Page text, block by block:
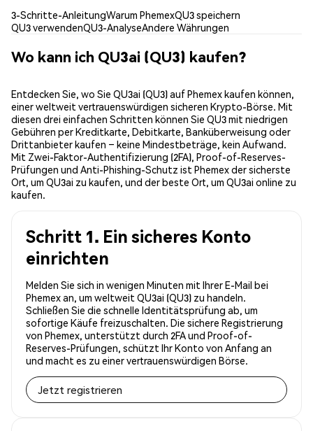
3-Schritte-AnleitungWarum PhemexQU3 speichern
QU3 verwendenQU3-AnalyseAndere Währungen
Wo kann ich QU3ai (QU3) kaufen?
Entdecken Sie, wo Sie QU3ai (QU3) auf Phemex kaufen können,
einer weltweit vertrauenswürdigen sicheren Krypto-Börse. Mit
diesen drei einfachen Schritten können Sie QU3 mit niedrigen
Gebühren per Kreditkarte, Debitkarte, Banküberweisung oder
Drittanbieter kaufen – keine Mindestbeträge, kein Aufwand.
Mit Zwei-Faktor-Authentifizierung (2FA), Proof-of-Reserves-
Prüfungen und Anti-Phishing-Schutz ist Phemex der sicherste
Ort, um QU3ai zu kaufen, und der beste Ort, um QU3ai online zu
kaufen.
Schritt 1. Ein sicheres Konto
einrichten
Melden Sie sich in wenigen Minuten mit Ihrer E-Mail bei
Phemex an, um weltweit QU3ai (QU3) zu handeln.
Schließen Sie die schnelle Identitätsprüfung ab, um
sofortige Käufe freizuschalten. Die sichere Registrierung
von Phemex, unterstützt durch 2FA und Proof-of-
Reserves-Prüfungen, schützt Ihr Konto von Anfang an
und macht es zu einer vertrauenswürdigen Börse.
Jetzt registrieren